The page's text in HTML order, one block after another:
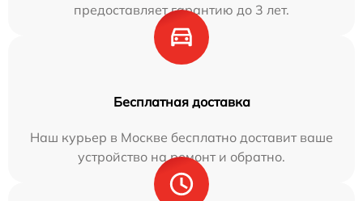
предоставляет гарантию до 3 лет.
Бесплатная доставка
Наш курьер в Москве бесплатно доставит ваше
устройство на ремонт и обратно.